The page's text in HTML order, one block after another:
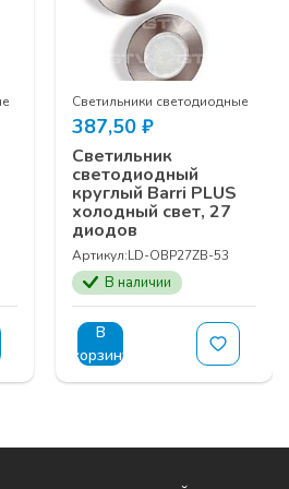
Светильники светодиодные
387,50 ₽
Светильник
светодиодный
круглый Barri PLUS
холодный свет, 27
диодов
Артикул:LD-OBP27ZB-53
В наличии
В
корзину